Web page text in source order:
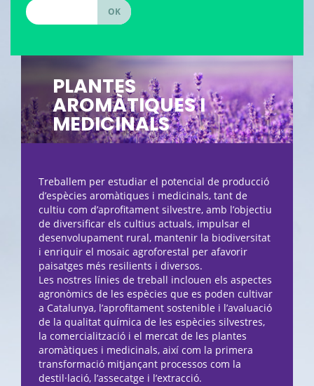
PLANTES
AROMÀTIQUES I
MEDICINALS
Treballem per estudiar el potencial de producció
d’espècies aromàtiques i medicinals, tant de
cultiu com d’aprofitament silvestre, amb l’objectiu
de diversificar els cultius actuals, impulsar el
desenvolupament rural, mantenir la biodiversitat
i enriquir el mosaic agroforestal per afavorir
paisatges més resilients i diversos.
Les nostres línies de treball inclouen els aspectes
agronòmics de les espècies que es poden cultivar
a Catalunya, l’aprofitament sostenible i l’avaluació
de la qualitat química de les espècies silvestres,
la comercialització i el mercat de les plantes
aromàtiques i medicinals, així com la primera
transformació mitjançant processos com la
destil·lació, l’assecatge i l’extracció.